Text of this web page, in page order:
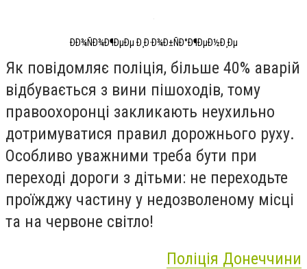
ÐÐ¾ÑÐ¾Ð¶ÐµÐµ Ð¸Ð·Ð¾Ð±ÑÐ°Ð¶ÐµÐ½Ð¸Ðµ
Як повідомляє поліція, більше 40% аварій
відбувається з вини пішоходів, тому
правоохоронці закликають неухильно
дотримуватися правил дорожнього руху.
Особливо уважними треба бути при
переході дороги з дітьми: не переходьте
проїжджу частину у недозволеному місці
та на червоне світло!
Поліція Донеччини